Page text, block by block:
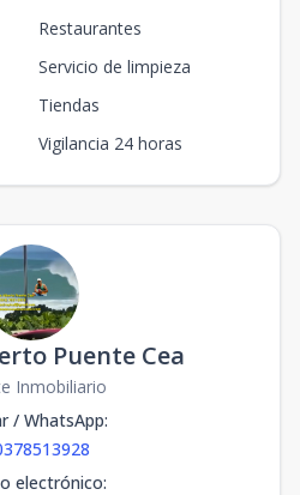
Restaurantes
Servicio de limpieza
Tiendas
Vigilancia 24 horas
Puente Cea
Inmobiliario
/ WhatsApp:
electrónico: